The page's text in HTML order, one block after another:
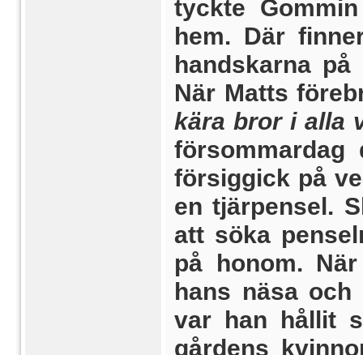
tyckte
hem. Där
handskarna
När Matts
kära bror i alla
försiggick på
en tjärpensel.
att söka
på honom.
hans näsa
var han hållit
gårdens